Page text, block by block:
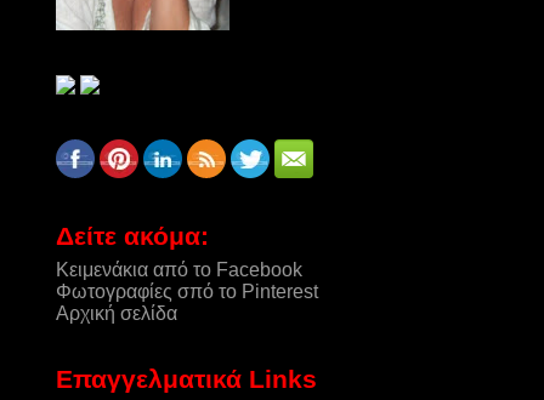
Δείτε ακόμα:
Κειμενάκια από το Facebook
Φωτογραφίες σπό το Pinterest
Αρχική σελίδα
Επαγγελματικά Links